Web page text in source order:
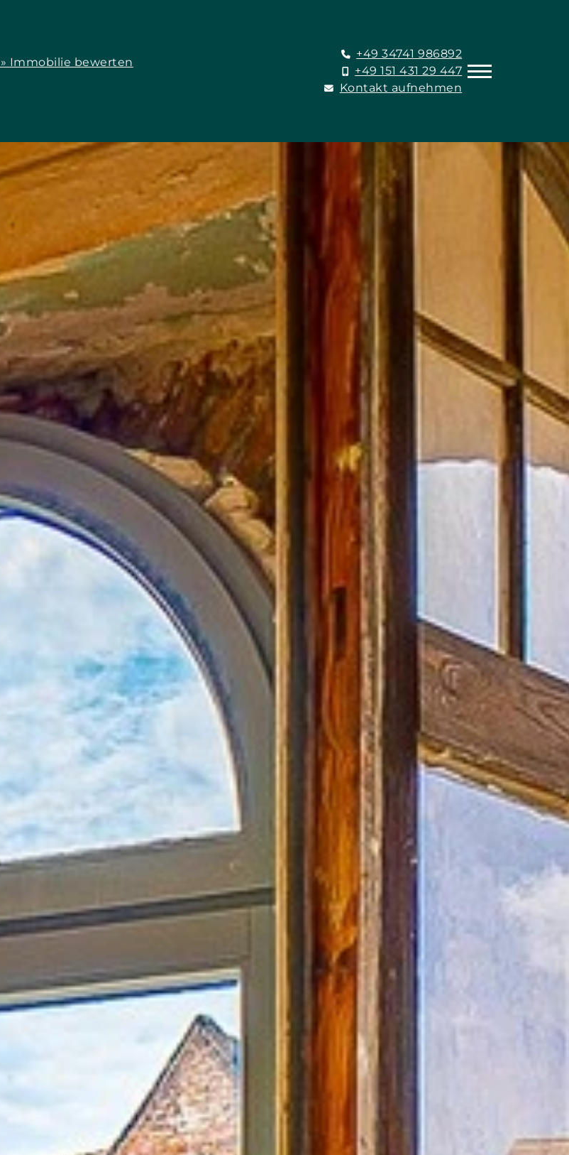
» Immobilie bewerten
+49 34741 986892
+49 151 431 29 447
Kontakt aufnehmen